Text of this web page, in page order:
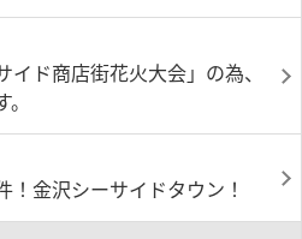
ド商店街花火大会」の為、
金沢シーサイドタウン！